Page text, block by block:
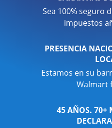
Sea 100% seguro
impuestos
PRESENCIA
Estamos en su
Walmart
45 AÑOS. 70+